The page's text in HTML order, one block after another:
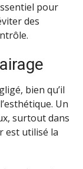
pour
des
bien qu’il
Un
surtout dans
est utilisé la